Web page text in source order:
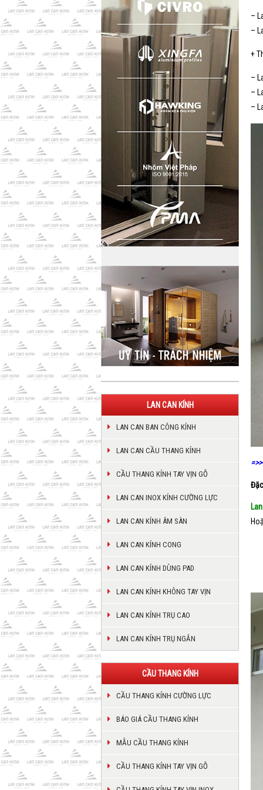
–
–
+
–
–
–
LAN CAN KÍNH
LAN CAN BAN CÔNG KÍNH
LAN CAN CẦU THANG KÍNH
CẦU THANG KÍNH TAY VỊN GỖ
LAN CAN INOX KÍNH CƯỜNG LỰC
LAN CAN KÍNH ÂM SÀN
LAN CAN KÍNH CONG
LAN CAN KÍNH DÙNG PAD
LAN CAN KÍNH KHÔNG TAY VỊN
LAN CAN KÍNH TRỤ CAO
LAN CAN KÍNH TRỤ NGẮN
CẦU THANG KÍNH
CẦU THANG KÍNH CƯỜNG LỰC
BÁO GIÁ CẦU THANG KÍNH
MẪU CẦU THANG KÍNH
CẦU THANG KÍNH TAY VỊN GỖ